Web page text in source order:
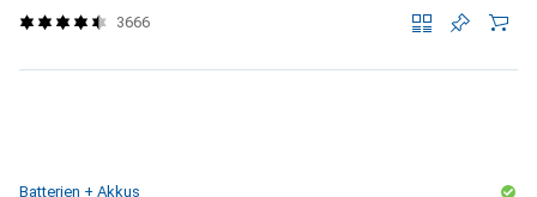
3666
Batterien + Akkus